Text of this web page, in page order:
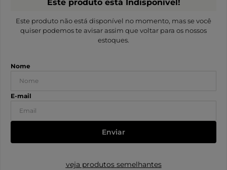
Enviar
veja produtos semelhantes